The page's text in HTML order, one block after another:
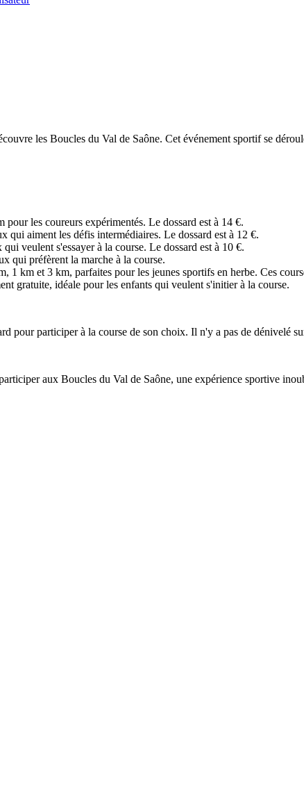
les Boucles du Val de Saône. Cet événement sportif se
pour les coureurs expérimentés. Le dossard est à 14 €.
qui aiment les défis intermédiaires. Le dossard est à 12 €.
veulent s'essayer à la course. Le dossard est à 10 €.
qui préfèrent la marche à la course.
1 km et 3 km, parfaites pour les jeunes sportifs en herbe. Ces
gratuite, idéale pour les enfants qui veulent s'initier à la course.
pour participer à la course de son choix. Il n'y a pas de dénivelé
aux Boucles du Val de Saône, une expérience sportive